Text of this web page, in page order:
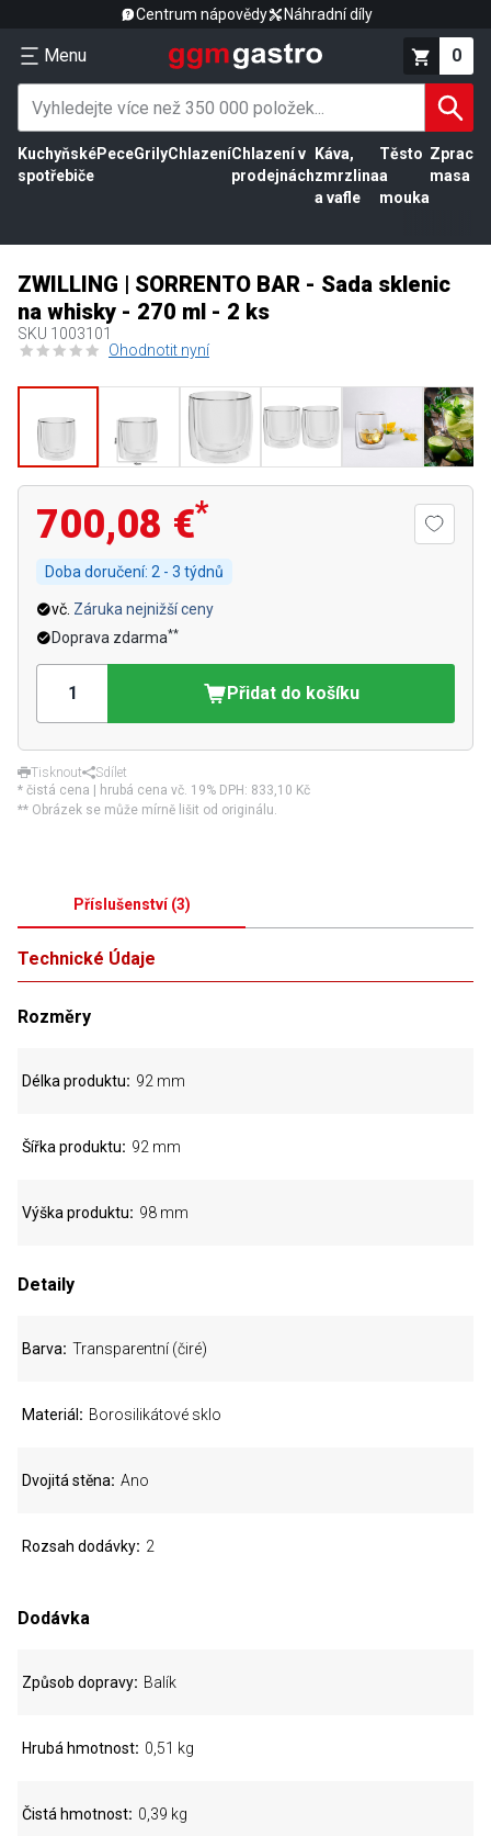
Centrum nápovědy Náhradní díly
Menu 0
Kuchyňské
spotřebiče
PeceGrilyChlazeníChlazení v
prodejnách
Káva,
zmrzlina
a vafle
Těsto
a
mouka
masa
ZWILLING | SORRENTO BAR - Sada sklenic
na whisky - 270 ml - 2 ks
SKU 1003101
Ohodnotit nyní
700,08 €*
Doba doručení: 2 - 3 týdnů
vč. Záruka nejnižší ceny
Doprava zdarma**
Přidat do košíku
Tisknout
Sdílet
* čistá cena | hrubá cena vč. 19% DPH: 833,10 Kč
** Obrázek se může mírně lišit od originálu.
Příslušenství(3)
Technické Údaje
Rozměry
Délka produktu 92 mm
Šířka produktu 92 mm
Výška produktu 98 mm
Detaily
Barva Transparentní (čiré)
Materiál Borosilikátové sklo
Dvojitá stěna Ano
Rozsah dodávky 2
Dodávka
Způsob dopravy Balík
Hrubá hmotnost 0,51 kg
Čistá hmotnost 0,39 kg